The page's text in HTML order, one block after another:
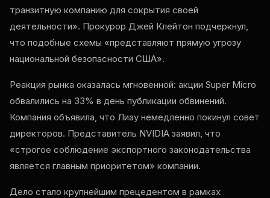
транзитную компанию для сокрытия своей
деятельности». Прокурор Джей Клейтон подчеркнул,
что подобные схемы «представляют прямую угрозу
национальной безопасности США».
Реакция рынка оказалась мгновенной: акции Super Micro
обвалились на 33% в день публикации обвинений.
Компания объявила, что Лиау немедленно покинул совет
директоров. Представитель NVIDIA заявил, что
«строгое соблюдение экспортного законодательства
является главным приоритетом» компании.
Дело стало крупнейшим прецедентом в рамках